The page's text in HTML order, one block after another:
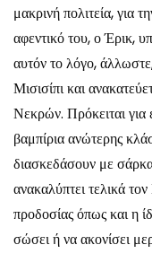
μακρινή πολιτεία, για
αφεντικό του, ο Έρικ,
αυτόν το λόγο,
Μισισίπι και
Νεκρών. Πρόκειται για
βαμπίρια ανώτερης
διασκεδάσουν με
ανακαλύπτει τελικά
προδοσίας όπως και η
σώσει ή να ακονίσει